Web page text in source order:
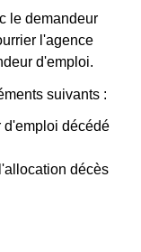
le demandeur
l'agence
d'emploi.
suivants :
d'emploi décédé
décès